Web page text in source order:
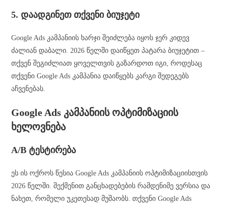
5. დაადგინეთ თქვენი ბიუჯეტი
Google Ads კამპანიის ხარჯი შეიძლება იყოს ჯერ კიდევ
ძალიან დაბალი. 2026 წელში დაიწყეთ პატარა ბიუჯეტით –
თქვენ შეგიძლიათ ყოველთვის გაზარდოთ იგი, როდესაც
თქვენი Google Ads კამპანია დაიწყებს კარგი შედეგებს
აჩვენებას.
Google Ads კამპანიის ოპტიმიზაციის
ხელოვნება
A/B ტესტირება
ეს ის ოქროს წესია Google Ads კამპანიის ოპტიმიზაციისთვის
2026 წელში. შექმენით განცხადებების რამდენიმე ვერსია და
ნახეთ, რომელი უკეთესად მუშაობს. თქვენი Google Ads